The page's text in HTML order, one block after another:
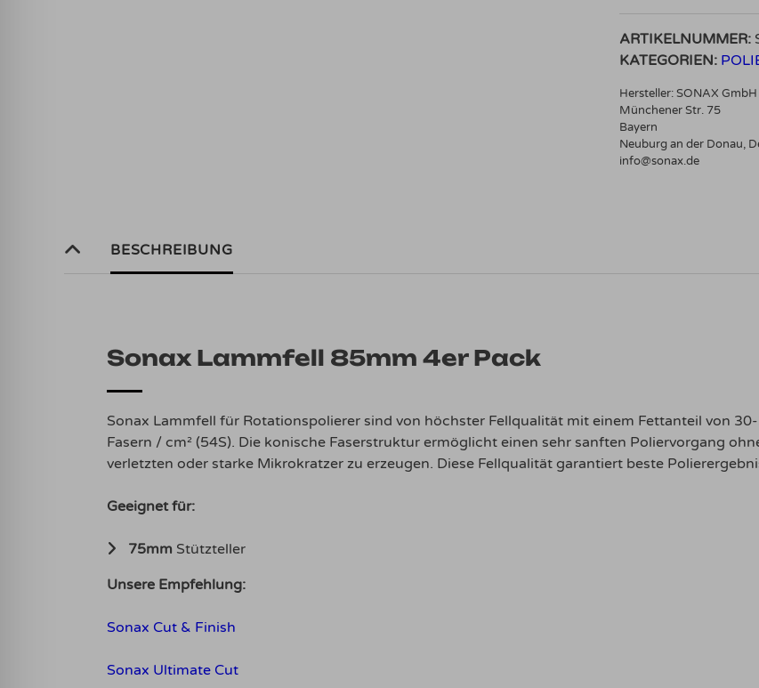
Pack
Menge
ARTIKELNUMMER:
KATEGORIEN:
Hersteller:SONAX GmbH
Münchener Str. 75
Bayern
Neuburg an der Donau,
info@sonax.de
BESCHREIBUNG
Sonax Lammfell 85mm 4er Pack
Sonax Lammfell für Rotationspolierer sind von höchster Fellqualität mit einem Fettanteil von
Fasern / cm² (54S). Die konische Faserstruktur ermöglicht einen sehr sanften Poliervorgang
verletzten oder starke Mikrokratzer zu erzeugen. Diese Fellqualität garantiert beste
Geeignet für:
75mm Stützteller
Unsere Empfehlung:
Sonax Cut & Finish
Sonax Ultimate Cut